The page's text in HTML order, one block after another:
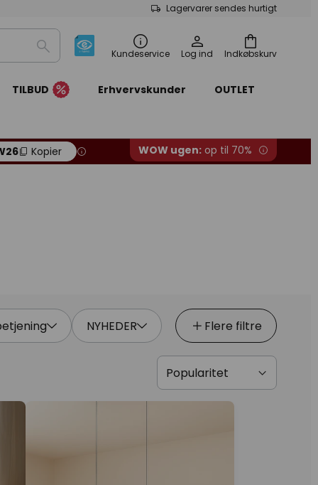
Lagervarer sendes hurtigt
Indkøbskurv
Søg Kundeservice Log ind
TILBUD Erhvervskunder OUTLET
Kopier WOW ugen: op til 70%
NYHEDER Flere filtre